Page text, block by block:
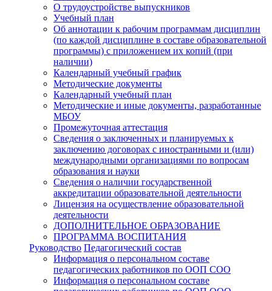
О трудоустройстве выпускников
Учебный план
Об аннотации к рабочим программам дисциплин
(по каждой дисциплине в составе образовательной
программы) с приложением их копий (при
наличии)
Календарный учебный график
Методические документы
Календарный учебный план
Методические и иные документы, разработанные
МБОУ
Промежуточная аттестация
Сведения о заключенных и планируемых к
заключению договорах с иностранными и (или)
международными организациями по вопросам
образования и науки
Сведения о наличии государственной
аккредитации образовательной деятельности
Лицензия на осуществление образовательной
деятельности
ДОПОЛНИТЕЛЬНОЕ ОБРАЗОВАНИЕ
ПРОГРАММА ВОСПИТАНИЯ
Руководство Педагогический состав
Информация о персональном составе
педагогических работников по ООП СОО
Информация о персональном составе